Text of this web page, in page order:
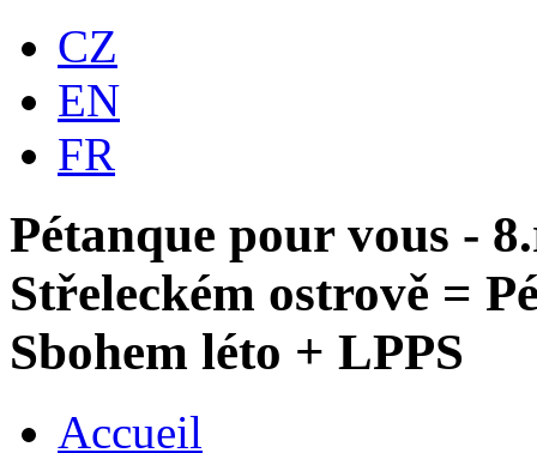
CZ
EN
FR
Pétanque pour vous -
Střeleckém ostrově =
Sbohem léto + LPPS
Accueil